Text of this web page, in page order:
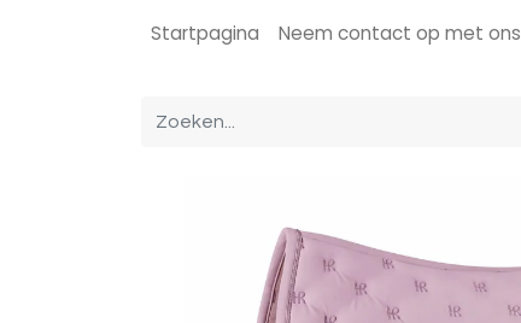
Startpagina Neem contact op met ons